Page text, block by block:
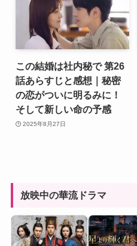
この結婚は社内秘で 第26
話あらすじと感想｜秘密
の恋がついに明るみに！
そして新しい命の予感
2025年8月27日
放映中の華流ドラマ